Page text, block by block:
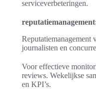
serviceverbeteringen.
Reputatiemanagement
journalisten en
Voor effectieve
reviews. Wekelijkse
en KPI’s.